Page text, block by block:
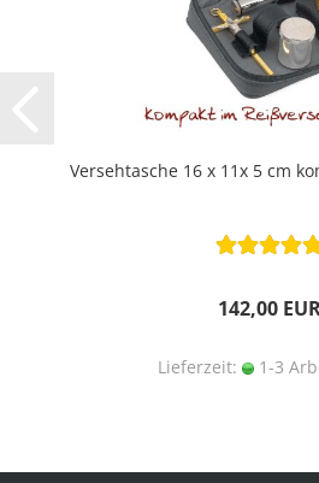
Versehtasche 16 x 11x 5 cm
142,00
Lieferzeit: 1-3